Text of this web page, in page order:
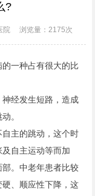
?
院 浏览量： 2175次
一种占有很大的比
经发生短路，造成
。
主的跳动，这个时
自主运动等而加
。中老年患者比较
、顺应性下降，这